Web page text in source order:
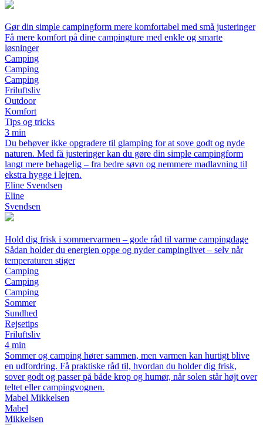
Gør din simple campingform mere komfortabel med små justeringer
Få mere komfort på dine campingture med enkle og smarte
løsninger
Camping
Camping
Camping
Friluftsliv
Outdoor
Komfort
Tips og tricks
3 min
Du behøver ikke opgradere til glamping for at sove godt og nyde
naturen. Med få justeringer kan du gøre din simple campingform
langt mere behagelig – fra bedre søvn og nemmere madlavning til
ekstra hygge i lejren.
Eline Svendsen
Eline
Svendsen
Hold dig frisk i sommervarmen – gode råd til varme campingdage
Sådan holder du energien oppe og nyder campinglivet – selv når
temperaturen stiger
Camping
Camping
Camping
Sommer
Sundhed
Rejsetips
Friluftsliv
4 min
Sommer og camping hører sammen, men varmen kan hurtigt blive
en udfordring. Få praktiske råd til, hvordan du holder dig frisk,
sover godt og passer på både krop og humør, når solen står højt over
teltet eller campingvognen.
Mabel Mikkelsen
Mabel
Mikkelsen